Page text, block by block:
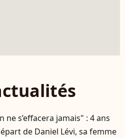
ne s’effacera jamais" : 4 ans
de Daniel Lévi, sa femme